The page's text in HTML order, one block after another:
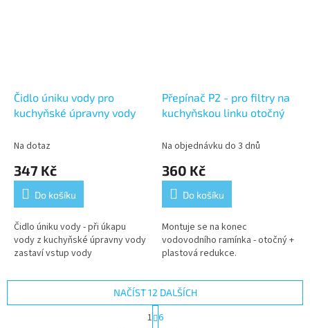
Čidlo úniku vody pro
kuchyňské úpravny vody
Na dotaz
347 Kč
Do košíku
Čidlo úniku vody - při úkapu
vody z kuchyňské úpravny vody
zastaví vstup vody
Přepínač P2 - pro filtry na
kuchyňskou linku otočný
Na objednávku do 3 dnů
360 Kč
Do košíku
Montuje se na konec
vodovodního ramínka - otočný +
plastová redukce.
NAČÍST 12 DALŠÍCH
t
1 6